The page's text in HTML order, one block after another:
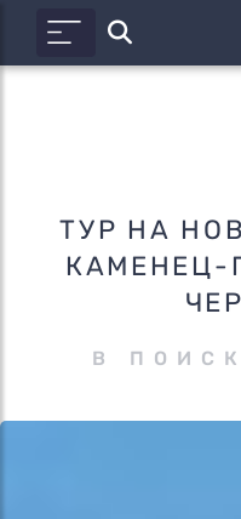
ТУР НА
КАМЕНЕЦ-
В